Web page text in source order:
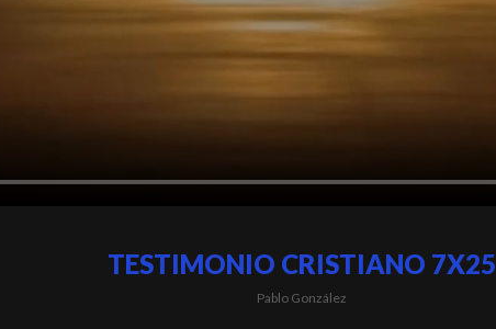
TESTIMONIO CRISTIANO 7X25
Pablo González